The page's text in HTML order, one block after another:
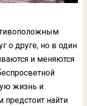
о друге, но в один
и меняются
жизнь и
найти